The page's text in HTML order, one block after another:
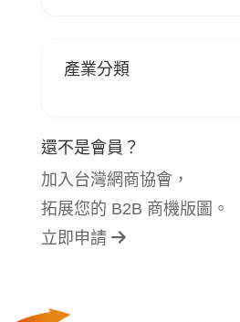
產業分類
還不是會員？
加入台灣網商協會，
拓展您的 B2B 商機版圖。
立即申請